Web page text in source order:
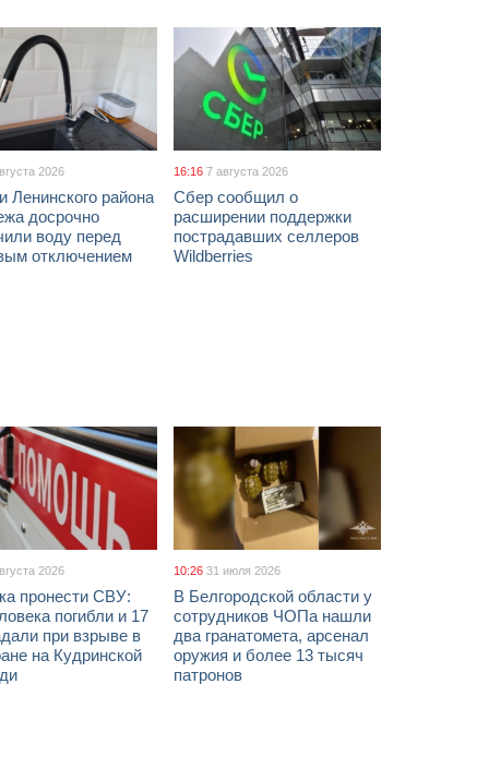
2026
Ленинского района
досрочно
воду перед
отключением
16:16 7 августа 2026
Сбер сообщил о
расширении поддержки
пострадавших селлеров
Wildberries
2026
пронести СВУ:
погибли и 17
при взрыве в
на Кудринской
10:26 31 июля 2026
В Белгородской области у
сотрудников ЧОПа нашли
два гранатомета, арсенал
оружия и более 13 тысяч
патронов